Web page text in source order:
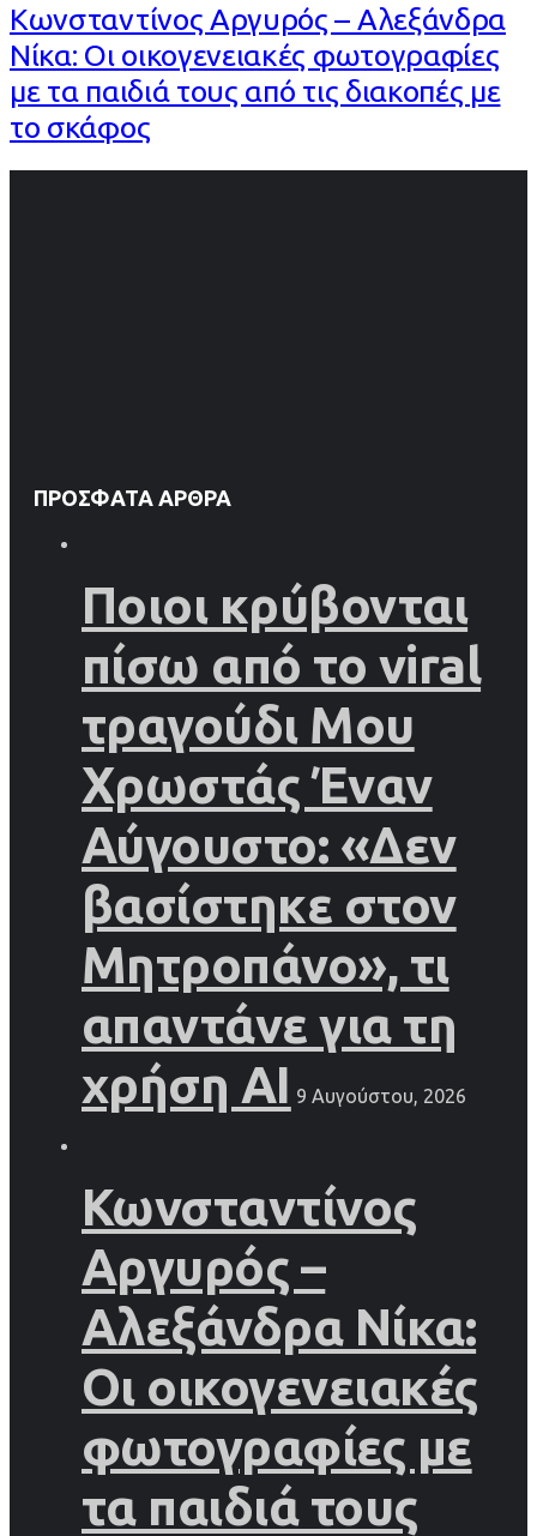
Κωνσταντίνος Αργυρός – Αλεξάνδρα
Νίκα: Οι οικογενειακές φωτογραφίες
με τα παιδιά τους από τις διακοπές με
το σκάφος
ΠΡΌΣΦΑΤΑ ΆΡΘΡΑ
Ποιοι κρύβονται
πίσω από το viral
τραγούδι Μου
Χρωστάς Έναν
Αύγουστο: «Δεν
βασίστηκε στον
Μητροπάνο», τι
απαντάνε για τη
χρήση AI 9 Αυγούστου, 2026
Κωνσταντίνος
Αργυρός –
Αλεξάνδρα Νίκα:
Οι οικογενειακές
φωτογραφίες με
τα παιδιά τους